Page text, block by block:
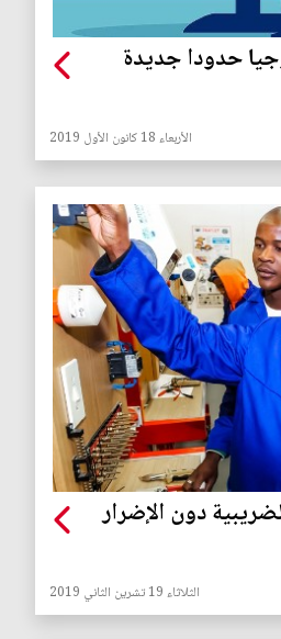
حدودا جديدة
الأربعاء 18 كانون الأول 2019
دون الإضرار
الثلاثاء 19 تشرين الثاني 2019